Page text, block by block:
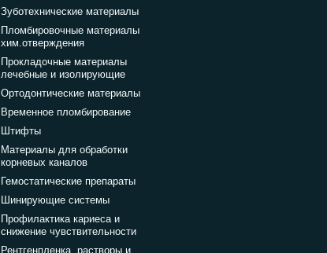
Зуботехнические материалы
Пломбировочные материалы
хим.отверждения
Прокладочные материалы
лечебные и изолирующие
Ортодонтические материалы
Временное пломбирование
Штифты
Материалы для обработки
корневых каналов
Гемостатические препараты
Шинирующие системы
Профилактика кариеса и
снижение чувствительности
Рентгенпленка, растворы и